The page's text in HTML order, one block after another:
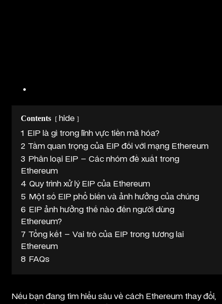
Contents
hide
1
EIP là gì trong lĩnh vực tiền mã hóa?
2 Tầm quan trọng của EIP đối với mạng Ethereum
3 Phân loại EIP – Các nhóm đề xuất trong
Ethereum
4 Quy trình xử lý EIP của Ethereum
5 Một số EIP phổ biến và ảnh hưởng của chúng
6 EIP ảnh hưởng thế nào đến người dùng
Ethereum?
7 Tổng kết – Vai trò của EIP trong tương lai
Ethereum
8 FAQs
Nếu bạn đang tìm hiểu sâu về cách Ethereum thay đổi,